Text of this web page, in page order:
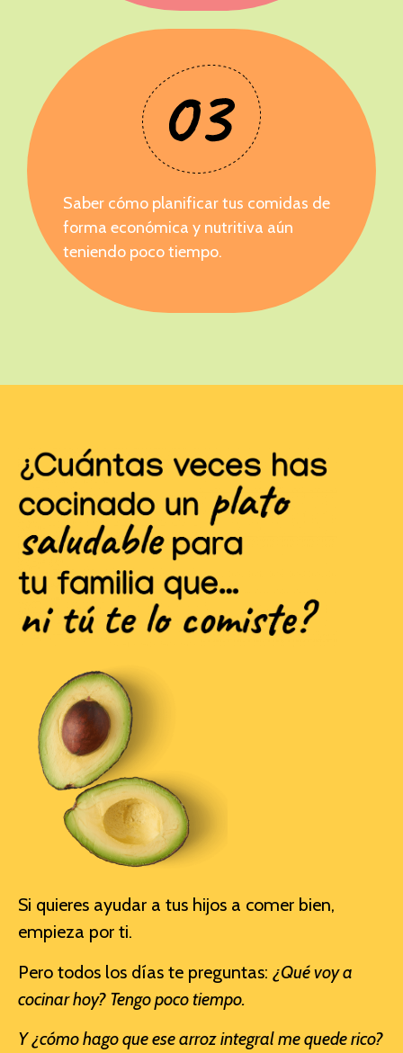
Saber cómo planificar tus comidas de
forma económica y nutritiva aún
teniendo poco tiempo.
Si quieres ayudar a tus hijos a comer bien,
empieza por ti.
Pero todos los días te preguntas: ¿Qué voy a
cocinar hoy? Tengo poco tiempo.
Y ¿cómo hago que ese arroz integral me quede rico?